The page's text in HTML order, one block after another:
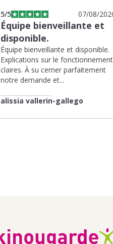
5/5 07/08/
Équipe bienveillante et
disponible.
Équipe bienveillante et disponible.
Explications sur le fonctionnement
claires. À su cerner parfaitement
notre demande et...
alissia vallerin-gallego